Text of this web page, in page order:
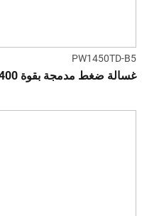
PW1450TD-B5
غسالة ضغط مدمجة بقوة 1400 واط (105 بار)